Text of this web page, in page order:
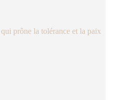
prône la tolérance et la paix